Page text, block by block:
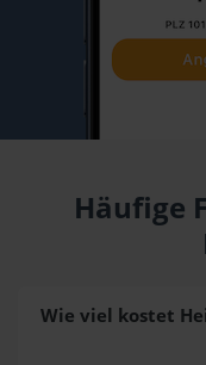
Häufige
Wie viel kostet